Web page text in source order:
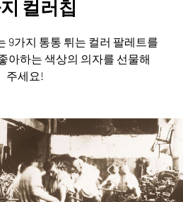
컬러칩
9가지 통통 튀는 컬러 팔레트를
아하는 색상의 의자를 선물해
주세요!